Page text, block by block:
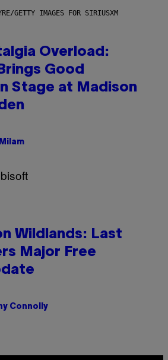
GETTY IMAGES FOR SIRIUSXM
Overload:
Good
Stage at Madison
Wildlands: Last
Major Free
Connolly